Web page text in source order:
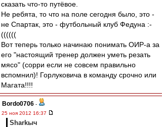
сказать что-то путёвое.
Не ребята, то что на поле сегодня было, это -
не Спартак, это - футбольный клуб Федуна :-
((((((
Вот теперь только начинаю понимать ОИР-а за
его "настоящий тренер должен уметь резать
мясо" (сорри если не совсем правильно
вспомнил)! Горлуковича в команду срочно или
Магата!!!!
Bordo0706 -
25 ноя 2012 16:37
Sharkыч